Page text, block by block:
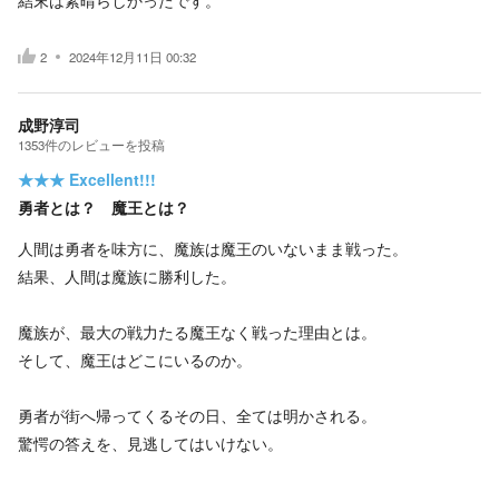
2 2024年12月11日 00:32
成野淳司
1353件のレビューを投稿
★★★ Excellent!!!
勇者とは？ 魔王とは？
人間は勇者を味方に、魔族は魔王のいないまま戦った。
結果、人間は魔族に勝利した。
魔族が、最大の戦力たる魔王なく戦った理由とは。
そして、魔王はどこにいるのか。
勇者が街へ帰ってくるその日、全ては明かされる。
驚愕の答えを、見逃してはいけない。